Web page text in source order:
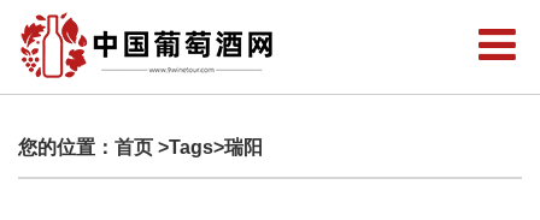
您的位置： 首页 >Tags>瑞阳